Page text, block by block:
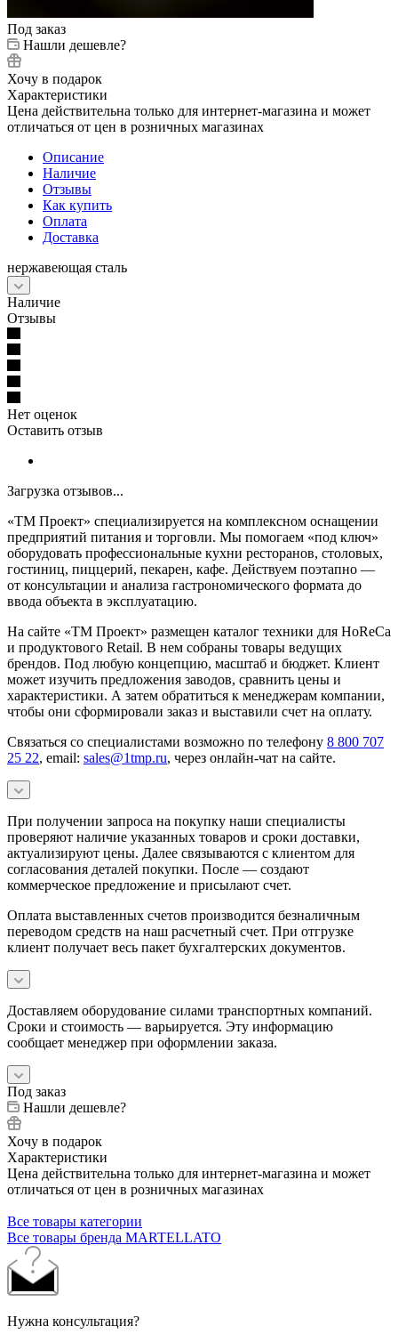
Под заказ
Нашли дешевле?
Хочу в подарок
Характеристики
Цена действительна только для интернет-магазина и может
отличаться от цен в розничных магазинах
Описание
Наличие
Отзывы
Как купить
Оплата
Доставка
нержавеющая сталь
Наличие
Отзывы
Нет оценок
Оставить отзыв
Загрузка отзывов...
«ТМ Проект» специализируется на комплексном оснащении
предприятий питания и торговли. Мы помогаем «под ключ»
оборудовать профессиональные кухни ресторанов, столовых,
гостиниц, пиццерий, пекарен, кафе. Действуем поэтапно —
от консультации и анализа гастрономического формата до
ввода объекта в эксплуатацию.
На сайте «ТМ Проект» размещен каталог техники для HoReCa
и продуктового Retail. В нем собраны товары ведущих
брендов. Под любую концепцию, масштаб и бюджет. Клиент
может изучить предложения заводов, сравнить цены и
характеристики. А затем обратиться к менеджерам компании,
чтобы они сформировали заказ и выставили счет на оплату.
Связаться со специалистами возможно по телефону 8 800 707
25 22, email: sales@1tmp.ru, через онлайн-чат на сайте.
При получении запроса на покупку наши специалисты
проверяют наличие указанных товаров и сроки доставки,
актуализируют цены. Далее связываются с клиентом для
согласования деталей покупки. После — создают
коммерческое предложение и присылают счет.
Оплата выставленных счетов производится безналичным
переводом средств на наш расчетный счет. При отгрузке
клиент получает весь пакет бухгалтерских документов.
Доставляем оборудование силами транспортных компаний.
Сроки и стоимость — варьируется. Эту информацию
сообщает менеджер при оформлении заказа.
Под заказ
Нашли дешевле?
Хочу в подарок
Характеристики
Цена действительна только для интернет-магазина и может
отличаться от цен в розничных магазинах
Все товары категории
Все товары бренда MARTELLATO
Нужна консультация?